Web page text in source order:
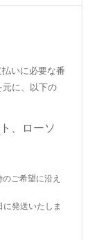
いに必要な番
に、以下の
ご希望に沿え
発送いたしま